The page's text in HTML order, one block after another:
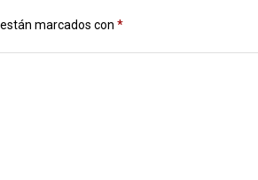
marcados con *